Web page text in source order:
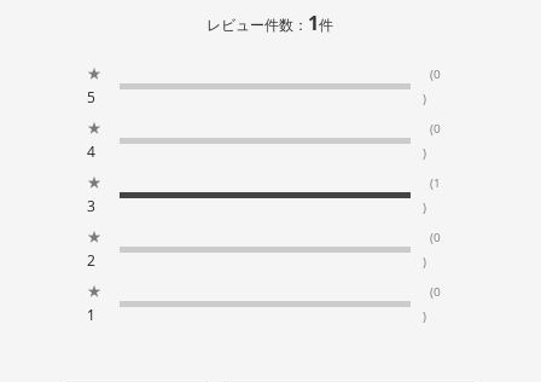
レビュー件数： 1件
★
5
(0
)
★
4
(0
)
★
3
(1
)
★
2
(0
)
★
1
(0
)